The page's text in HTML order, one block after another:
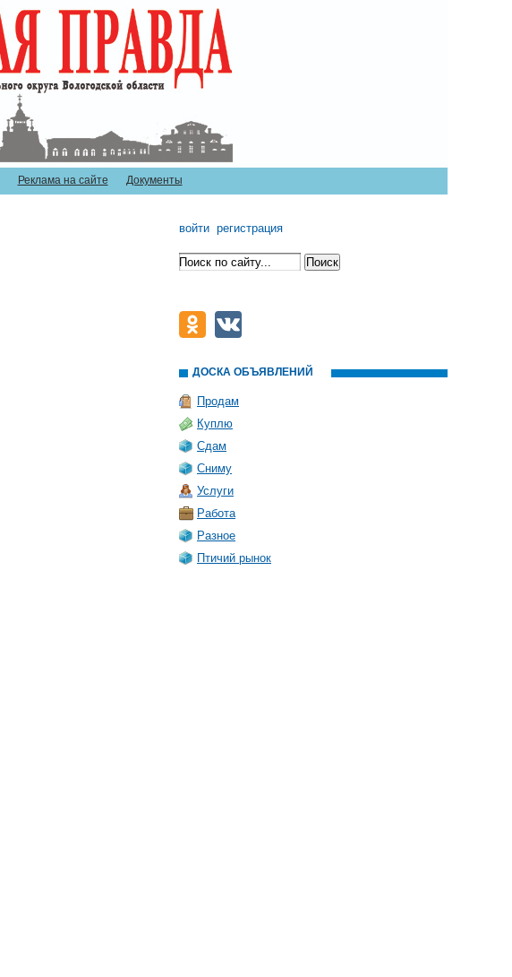
Реклама на сайте Документы
войти регистрация
ДОСКА ОБЪЯВЛЕНИЙ
Продам
Куплю
Сдам
Сниму
Услуги
Работа
Разное
Птичий рынок